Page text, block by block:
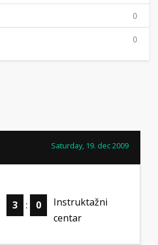
0
0
Saturday, 19. dec 2009
3 : 0
Instruktažni
centar